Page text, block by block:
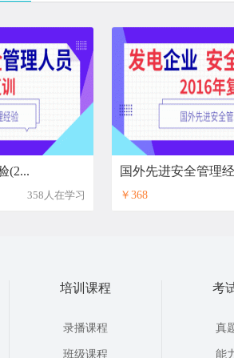
(2...
358人在学习
国外先进安全管理
￥368
培训课程
录播课程
班级课程
考
真
能